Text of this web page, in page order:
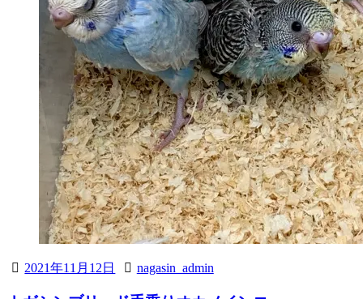
2021年11月12日 nagasin_admin